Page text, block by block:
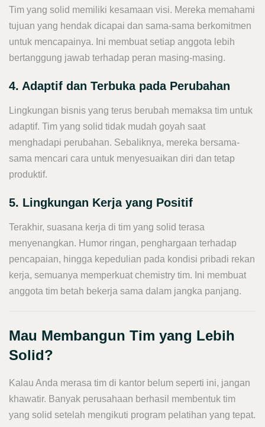
Tim yang solid memiliki kesamaan visi. Mereka memahami
tujuan yang hendak dicapai dan sama-sama berkomitmen
untuk mencapainya. Ini membuat setiap anggota lebih
bertanggung jawab terhadap peran masing-masing.
4. Adaptif dan Terbuka pada Perubahan
Lingkungan bisnis yang terus berubah memaksa tim untuk
adaptif. Tim yang solid tidak mudah goyah saat
menghadapi perubahan. Sebaliknya, mereka bersama-
sama mencari cara untuk menyesuaikan diri dan tetap
produktif.
5. Lingkungan Kerja yang Positif
Terakhir, suasana kerja di tim yang solid terasa
menyenangkan. Humor ringan, penghargaan terhadap
pencapaian, hingga kepedulian pada kondisi pribadi rekan
kerja, semuanya memperkuat chemistry tim. Ini membuat
anggota tim betah bekerja sama dalam jangka panjang.
Mau Membangun Tim yang Lebih
Solid?
Kalau Anda merasa tim di kantor belum seperti ini, jangan
khawatir. Banyak perusahaan berhasil membentuk tim
yang solid setelah mengikuti program pelatihan yang tepat.